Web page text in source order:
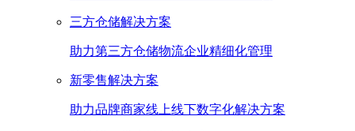
三方仓储解决方案
助力第三方仓储物流企业精细化管理
新零售解决方案
助力品牌商家线上线下数字化解决方案